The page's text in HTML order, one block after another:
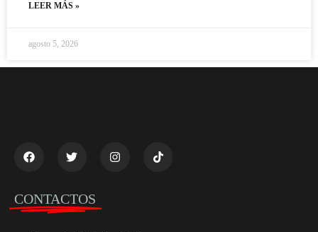
LEER MÁS »
agosto 5, 2026
CONTACTOS